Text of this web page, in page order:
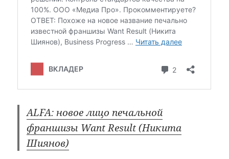
ALFA: новое лицо печальной
франшизы Want Result (Никита
Шиянов)